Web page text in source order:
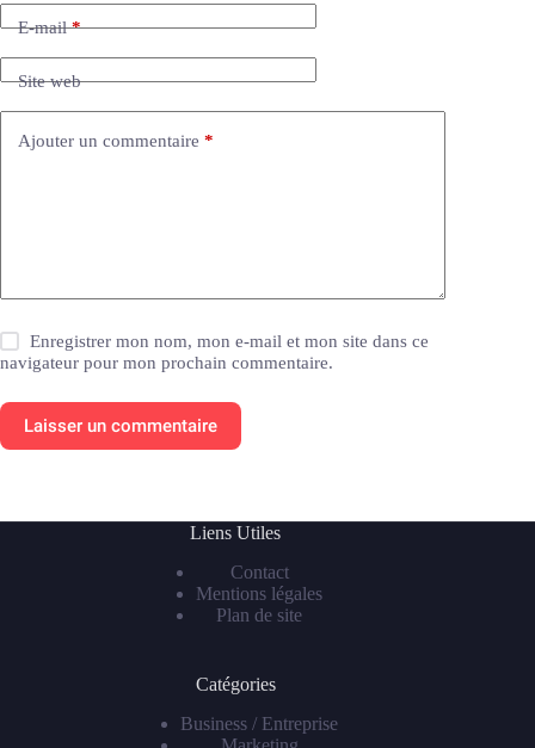
E-mail*
Site web
Ajouter un commentaire *
Enregistrer mon nom, mon e-mail et mon site dans ce
navigateur pour mon prochain commentaire.
Laisser un commentaire
Liens Utiles
Contact
Mentions légales
Plan de site
Catégories
Business / Entreprise